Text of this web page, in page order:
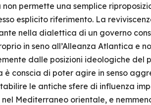
non permette una semplice
esplicito riferimento. La
nella dialettica di un governo
in seno all’Alleanza Atlantica e
dalle posizioni ideologiche del
è conscia di poter agire in senso
le antiche sfere di influenza
Mediterraneo orientale, e